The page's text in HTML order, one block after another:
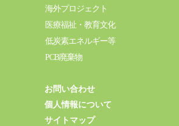
海外プロジェクト
医療福祉・教育文化
低炭素エネルギー等
PCB廃棄物
お問い合わせ
個人情報について
サイトマップ